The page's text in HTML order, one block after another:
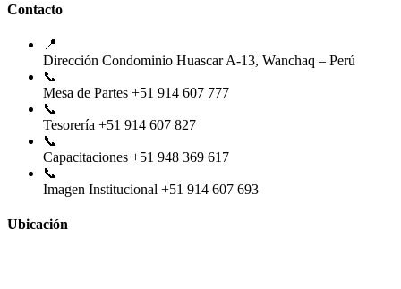
Contacto
📍
Dirección Condominio Huascar A-13, Wanchaq – Perú
📞
Mesa de Partes +51 914 607 777
📞
Tesorería +51 914 607 827
📞
Capacitaciones +51 948 369 617
📞
Imagen Institucional +51 914 607 693
Ubicación